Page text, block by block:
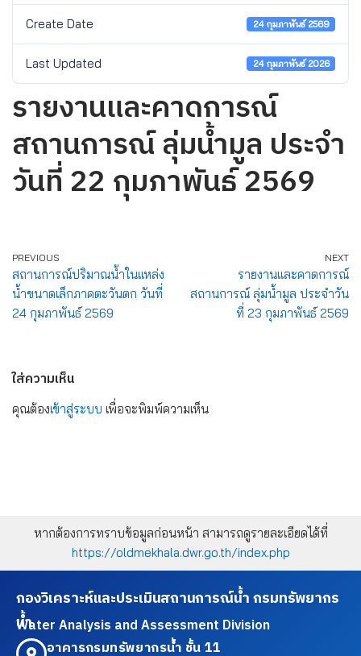
Create Date 24 กุมภาพันธ์ 2569
Last Updated 24 กุมภาพันธ์ 2026
รายงานและคาดการณ์
สถานการณ์ ลุ่มน้ำมูล ประจำ
วันที่ 22 กุมภาพันธ์ 2569
PREVIOUS
สถานการณ์ปริมาณน้ำในแหล่ง
น้ำขนาดเล็กภาคตะวันตก วันที่
24 กุมภาพันธ์ 2569
NEXT
รายงานและคาดการณ์
สถานการณ์ ลุ่มน้ำมูล ประจำวัน
ที่ 23 กุมภาพันธ์ 2569
ใส่ความเห็น
คุณต้องเข้าสู่ระบบ เพื่อจะพิมพ์ความเห็น
หากต้องการทราบข้อมูลก่อนหน้า สามารถดูรายละเอียดได้ที่
https://oldmekhala.dwr.go.th/index.php
กองวิเคราะห์และประเมินสถานการณ์น้ำ กรมทรัพยากร
น้ำ
Water Analysis and Assessment Division
อาคารกรมทรัพยากรน้ำ ชั้น 11